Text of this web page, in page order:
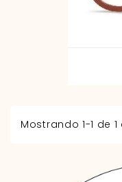
Mostrando 1-1 de